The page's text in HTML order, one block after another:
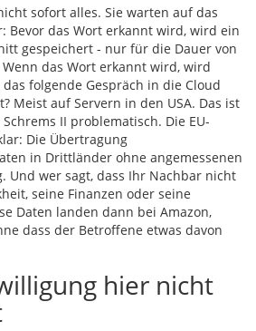
sofort alles. Sie warten auf das
Bevor das Wort erkannt wird, wird ein
gespeichert - nur für die Dauer von
das Wort erkannt wird, wird
folgende Gespräch in die Cloud
Meist auf Servern in den USA. Das ist
II problematisch. Die EU-
Die Übertragung
in Drittländer ohne angemessenen
Und wer sagt, dass Ihr Nachbar nicht
seine Finanzen oder seine
Daten landen dann bei Amazon,
dass der Betroffene etwas davon
hier nicht